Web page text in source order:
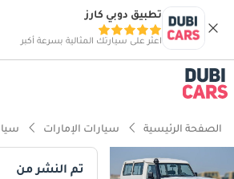
تطبيق دوبي كارز
اعثر على سيارتك المثالية بسرعة أكبر
الصفحة الرئيسية سيارات الإمارات
تم النشر من
ذكاء دوبي كارز
ذكاء دوبيكارز
قدرات حقيقية للطرق الوعرة